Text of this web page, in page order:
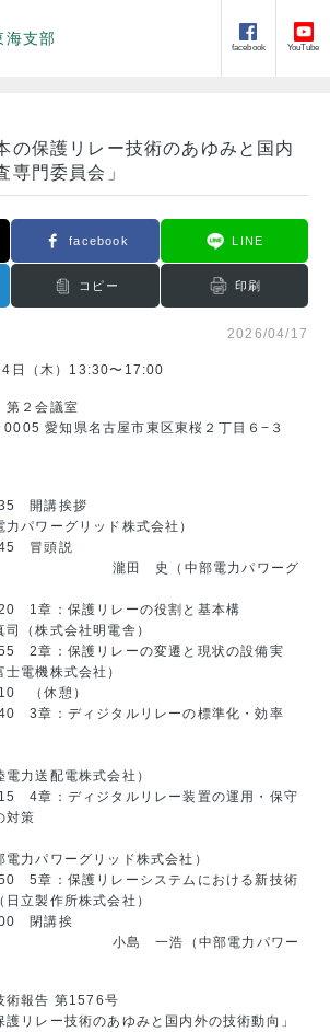
海支部
facebook YouTube
の保護リレー技術のあゆみと国内
専門委員会」
facebook LINE
コピー 印刷
2026/04/17
（木）13:30〜17:00
２会議室
知県名古屋市東区東桜２丁目６−３
～13:35 開講挨拶
パワーグリッド株式会社）
冒頭説
（中部電力パワーグ
1章：保護リレーの役割と基本構
式会社明電舎）
2章：保護リレーの変遷と現状の設備実
機株式会社）
（休憩）
3章：ディジタルリレーの標準化・効率
送配電株式会社）
4章：ディジタルリレー装置の運用・保守
対策
パワーグリッド株式会社）
5章：保護リレーシステムにおける新技術
立製作所株式会社）
閉講挨
浩（中部電力パワー
報告 第1576号
技術のあゆみと国内外の技術動向」